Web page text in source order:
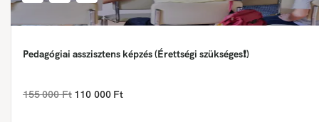
Pedagógiai asszisztens képzés (Érettségi szükséges❗)
155 000 Ft 110 000 Ft